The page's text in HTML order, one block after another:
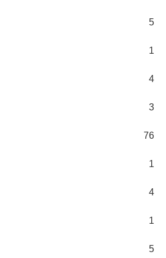
5
1
4
3
76
1
4
1
5